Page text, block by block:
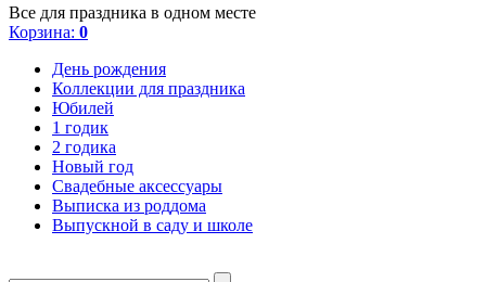
Все для праздника в одном месте
Корзина: 0
День рождения
Коллекции для праздника
Юбилей
1 годик
2 годика
Новый год
Свадебные аксессуары
Выписка из роддома
Выпускной в саду и школе